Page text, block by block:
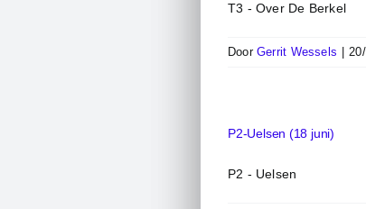
T3 - Over De Berkel
DoorGerrit Wessels
P2-Uelsen (18 juni)
P2 - Uelsen